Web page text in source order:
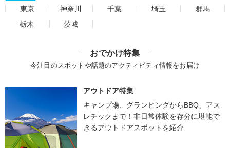
東京
神奈川 千葉 埼玉
群馬
栃木
茨城
おでかけ特集
今注目のスポットや話題のアクティビティ情報をお届け
アウトドア特集
キャンプ場、グランピングからBBQ、アス
レチックまで！非日常体験を存分に堪能で
きるアウトドアスポットを紹介